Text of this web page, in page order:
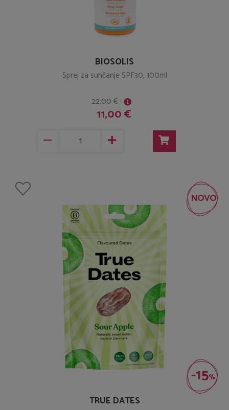
BIOSOLIS
Sprej za sunčanje SPF30, 100ml
22,00 €
11,00 €
NOVO
-15%
TRUE DATES